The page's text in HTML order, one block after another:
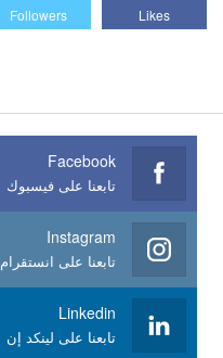
Likes
Followers
Facebook
تابعنا على فيسبوك
Instagram
تابعنا على انستقرام
Linkedin
تابعنا على لينكد إن